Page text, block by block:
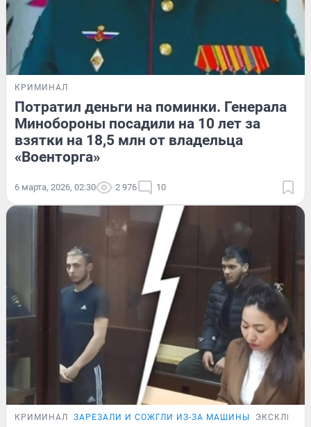
КРИМИНАЛ
Потратил деньги на поминки. Генерала
Минобороны посадили на 10 лет за
взятки на 18,5 млн от владельца
«Военторга»
6 марта, 2026, 02:30 2 976 10
КРИМИНАЛ ЗАРЕЗАЛИ И СОЖГЛИ ИЗ-ЗА МАШИНЫ